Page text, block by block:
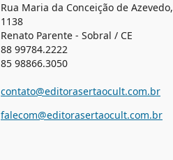
Rua Maria da Conceição de Azevedo,
1138
Renato Parente - Sobral / CE
88 99784.2222
85 98866.3050
contato@editorasertaocult.com.br
falecom@editorasertaocult.com.br